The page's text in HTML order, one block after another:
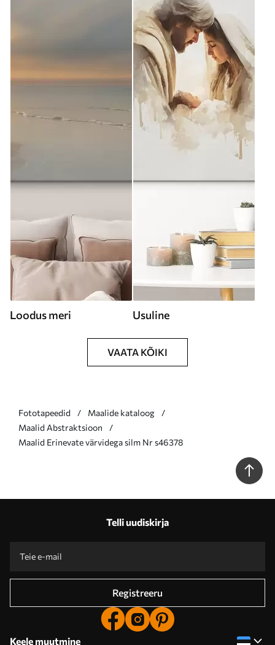
Loodus meri Usuline
VAATA KÕIKI
Fototapeedid
Maalide kataloog
Maalid Abstraktsioon
Maalid Erinevate värvidega silm Nr s46378
Telli uudiskirja
Registreeru
Keele muutmine